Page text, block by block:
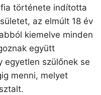
története indította
az elmúlt 18 év
kiemelve minden
együtt
egyetlen szülőnek se
menni, melyet